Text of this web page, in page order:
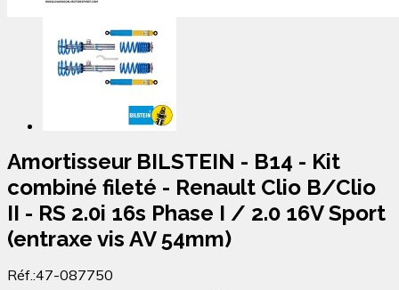
Amortisseur BILSTEIN - B14 - Kit
combiné fileté - Renault Clio B/Clio
II - RS 2.0i 16s Phase I / 2.0 16V Sport
(entraxe vis AV 54mm)
Réf.:47-087750